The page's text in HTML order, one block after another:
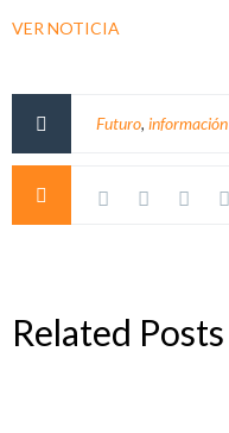
VER NOTICIA
Futuro, información
Related Posts